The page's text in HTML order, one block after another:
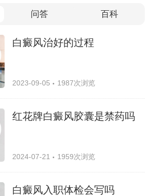
问答 百科
白癜风治好的过程
2023-09-05 1987次浏览
红花牌白癜风胶囊是禁药吗
2024-07-21 1959次浏览
白癜风入职体检会写吗